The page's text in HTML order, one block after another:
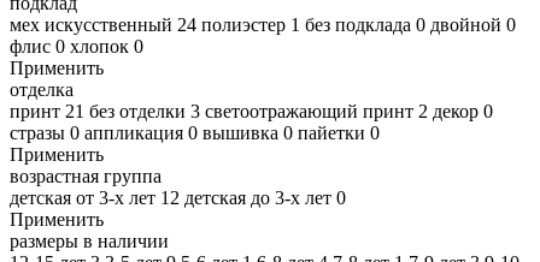
мех искусственный 24 полиэстер 1 без подклада 0 двойной 0
флис 0 хлопок 0
Применить
отделка
принт 21 без отделки 3 светоотражающий принт 2 декор 0
стразы 0 аппликация 0 вышивка 0 пайетки 0
Применить
возрастная группа
детская от 3-х лет 12 детская до 3-х лет 0
Применить
размеры в наличии